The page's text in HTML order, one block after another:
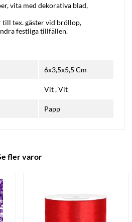
vita med dekorativa blad,
till tex. gäster vid bröllop,
festliga tillfällen.
6x3,5x5,5 Cm
Vit,Vit
Papp
fler varor